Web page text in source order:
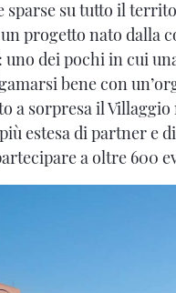
su tutto il
progetto nato dalla
dei pochi in cui
bene con
a sorpresa il Villaggio
estesa di partner e
a oltre 600